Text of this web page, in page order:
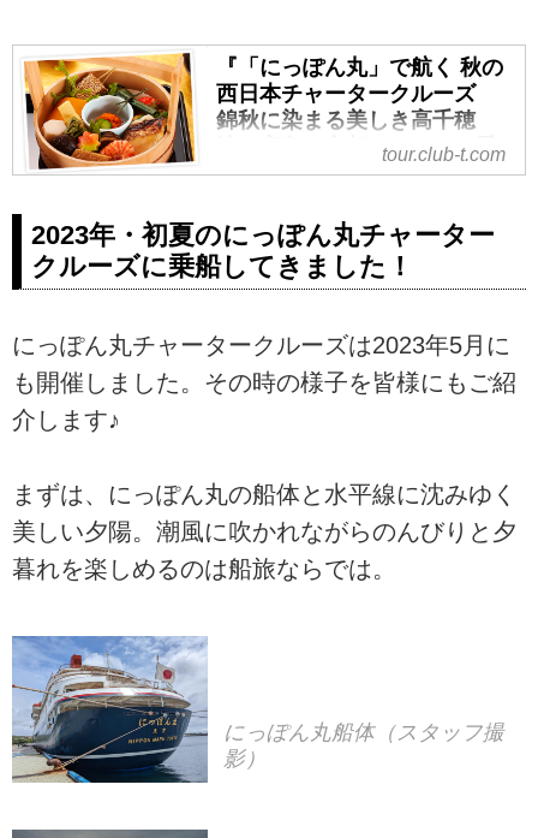
『「にっぽん丸」で航く 秋の
西日本チャータークルーズ
錦秋に染まる美しき高千穂
峡・宮島・京都 のんびり愛
でる紅葉めぐり６日間』｜ク
『「にっぽん丸」で航く 秋の西日
本チャータークルーズ 錦秋に染
まる美しき高千穂峡・宮島・京
日間』の紹介をしています。ツア
ー・旅行のお申込ならクラブツー
tour.club-t.com
2023年・初夏のにっぽん丸チャーター
クルーズに乗船してきました！
にっぽん丸チャータークルーズは2023年5月に
も開催しました。その時の様子を皆様にもご紹
介します♪
まずは、にっぽん丸の船体と水平線に沈みゆく
美しい夕陽。潮風に吹かれながらのんびりと夕
暮れを楽しめるのは船旅ならでは。
にっぽん丸船体（スタッフ撮
影）